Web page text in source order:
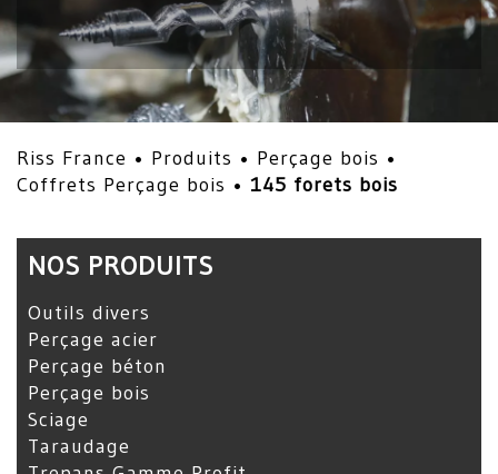
Riss France • Produits • Perçage bois •
Coffrets Perçage bois • 145 forets bois
NOS PRODUITS
Outils divers
Perçage acier
Perçage béton
Perçage bois
Sciage
Taraudage